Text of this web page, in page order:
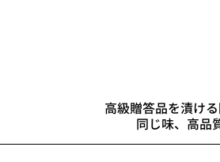
高級贈答品を漬け
同じ味、高品